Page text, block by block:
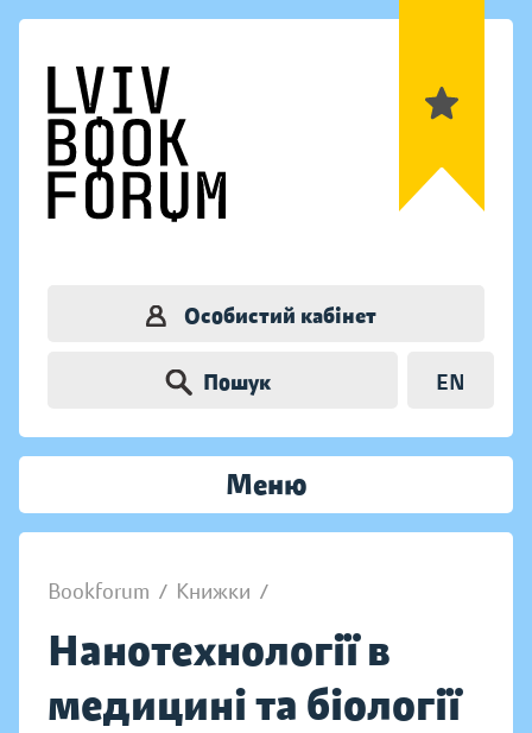
Особистий кабінет
Пошук EN
Меню
Bookforum / Книжки /
Нанотехнології в
медицині та біології